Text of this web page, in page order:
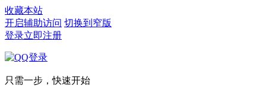
收藏本站
开启辅助访问 切换到窄版
登录立即注册
只需一步，快速开始